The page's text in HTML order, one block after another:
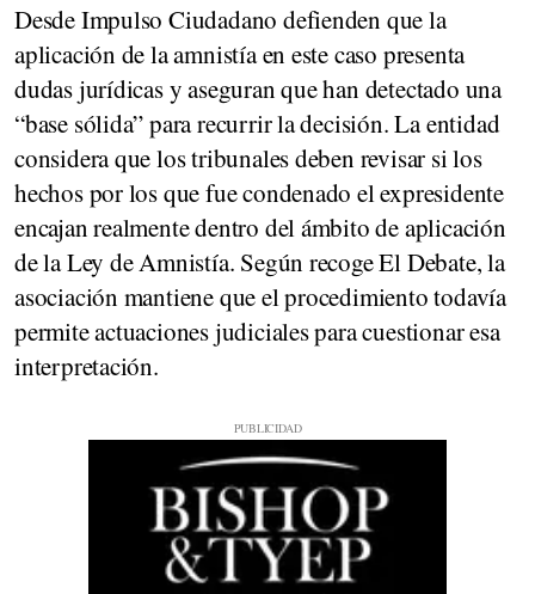
Desde Impulso Ciudadano defienden que la
aplicación de la amnistía en este caso presenta
dudas jurídicas y aseguran que han detectado una
“base sólida” para recurrir la decisión. La entidad
considera que los tribunales deben revisar si los
hechos por los que fue condenado el expresidente
encajan realmente dentro del ámbito de aplicación
de la Ley de Amnistía. Según recoge El Debate, la
asociación mantiene que el procedimiento todavía
permite actuaciones judiciales para cuestionar esa
interpretación.